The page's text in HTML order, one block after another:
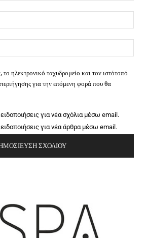
ηλεκτρονικό ταχυδρομείο και τον ιστότοπό
για την επόμενη φορά που θα
για νέα σχόλια μέσω email.
για νέα άρθρα μέσω email.